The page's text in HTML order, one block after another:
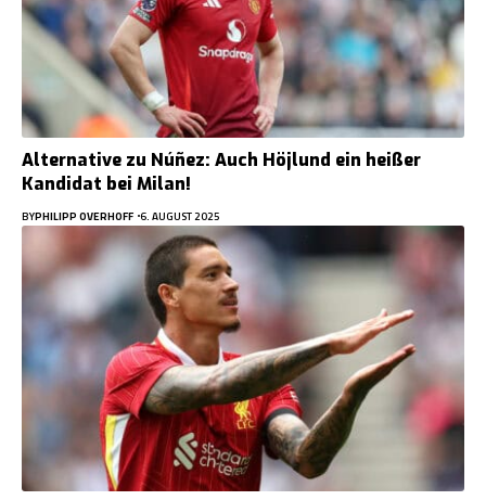
Alternative zu Núñez: Auch Höjlund ein heißer
Kandidat bei Milan!
BYPHILIPP OVERHOFF 6. AUGUST 2025